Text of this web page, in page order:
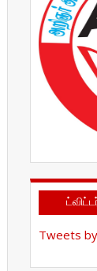
Tweets